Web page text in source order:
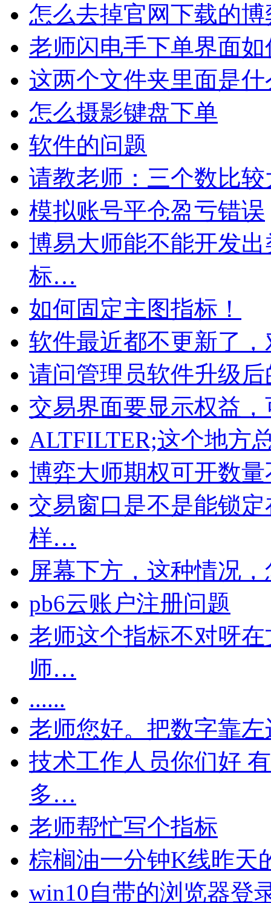
怎么去掉官网下载的
老师闪电手下单界面
这两个文件夹里面是
怎么摄影键盘下单
软件的问题
请教老师：三个数比较
模拟账号平仓盈亏错误
博易大师能不能开发
标…
如何固定主图指标！
软件最近都不更新了
请问管理员软件升级
交易界面要显示权益
ALTFILTER;这个地方
博弈大师期权可开数量
交易窗口是不是能锁
样…
屏幕下方，这种情况
pb6云账户注册问题
老师这个指标不对呀
师…
......
老师您好。把数字靠
技术工作人员你们好
多…
老师帮忙写个指标
棕榈油一分钟K线昨天
win10自带的浏览器登